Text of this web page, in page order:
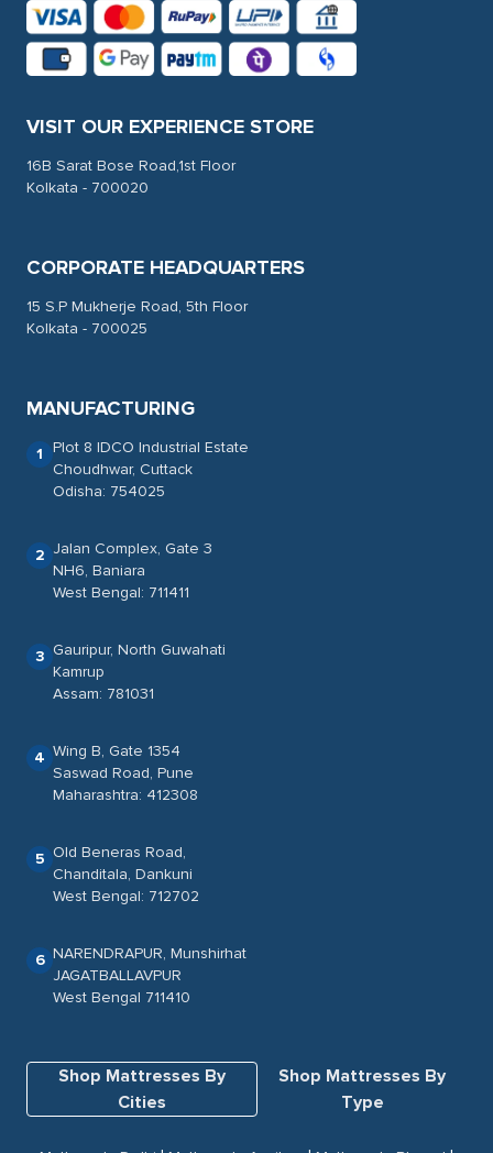
VISIT OUR EXPERIENCE STORE
16B Sarat Bose Road,1st Floor
Kolkata - 700020
CORPORATE HEADQUARTERS
15 S.P Mukherje Road, 5th Floor
Kolkata - 700025
MANUFACTURING
1 Plot 8 IDCO Industrial Estate
Choudhwar, Cuttack
Odisha: 754025
2 Jalan Complex, Gate 3
NH6, Baniara
West Bengal: 711411
3 Gauripur, North Guwahati
Kamrup
Assam: 781031
4 Wing B, Gate 1354
Saswad Road, Pune
Maharashtra: 412308
5 Old Beneras Road,
Chanditala, Dankuni
West Bengal: 712702
6 NARENDRAPUR, Munshirhat
JAGATBALLAVPUR
West Bengal 711410
Shop Mattresses By
Cities
Shop Mattresses By
Type